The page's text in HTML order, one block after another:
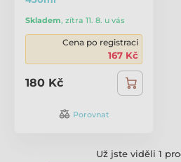
Skladem, zítra 11. 8. u vás
Cena po registraci
167 Kč
180 Kč
Porovnat
Už jste viděli 1